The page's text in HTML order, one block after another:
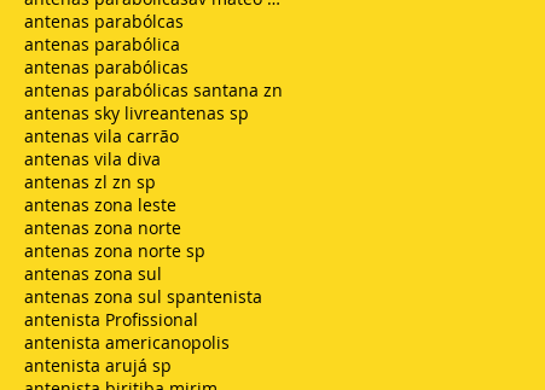
antenas parabólcas
antenas parabólica
antenas parabólicas
antenas parabólicas santana zn
antenas sky livreantenas sp
antenas vila carrão
antenas vila diva
antenas zl zn sp
antenas zona leste
antenas zona norte
antenas zona norte sp
antenas zona sul
antenas zona sul spantenista
antenista Profissional
antenista americanopolis
antenista arujá sp